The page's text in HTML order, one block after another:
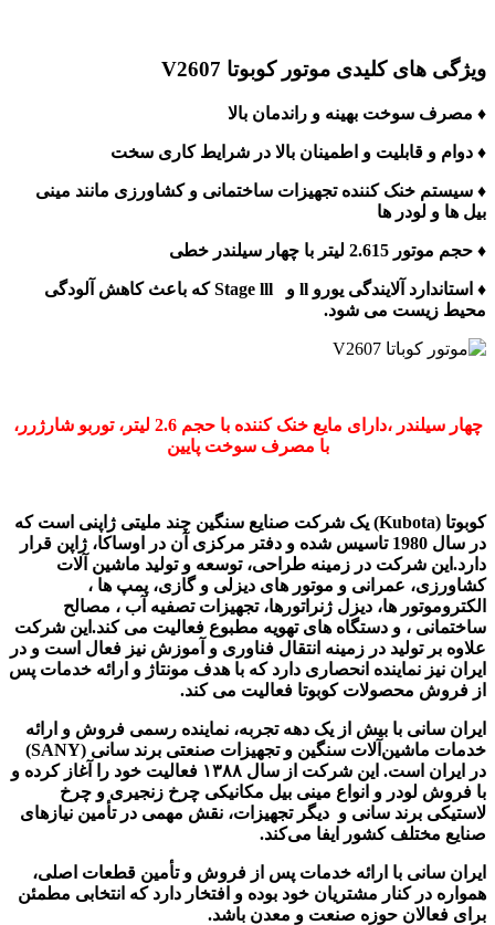
ویژگی های کلیدی موتور کوبوتا V2607
♦ مصرف سوخت بهینه و راندمان بالا
♦ دوام و قابلیت و اطمینان بالا در شرایط کاری سخت
♦ سیستم خنک کننده تجهیزات ساختمانی و کشاورزی مانند مینی
بیل ها و لودر ها
♦ حجم موتور 2.615 لیتر با چهار سیلندر خطی
♦ استاندارد آلایندگی یورو ll و Stage lll که باعث کاهش آلودگی
محیط زیست می شود.
چهار سیلندر ،دارای مایع خنک کننده با حجم 2.6 لیتر، توربو شارژرر،
با مصرف سوخت پایین
کوبوتا (Kubota) یک شرکت صنایع سنگین چند ملیتی ژاپنی است که
در سال 1980 تاسیس شده و دفتر مرکزی آن در اوساکا، ژاپن قرار
دارد.این شرکت در زمینه طراحی، توسعه و تولید ماشین آلات
کشاورزی، عمرانی و موتور های دیزلی و گازی، پمپ ها ،
الکتروموتور ها، دیزل ژنراتورها، تجهیزات تصفیه آب ، مصالح
ساختمانی ، و دستگاه های تهویه مطبوع فعالیت می کند.این شرکت
علاوه بر تولید در زمینه انتقال فناوری و آموزش نیز فعال است و در
ایران نیز نماینده انحصاری دارد که با هدف مونتاژ و ارائه خدمات پس
از فروش محصولات کوبوتا فعالیت می کند.
ایران سانی با بیش از یک دهه تجربه، نماینده رسمی فروش و ارائه
خدمات ماشین‌آلات سنگین و تجهیزات صنعتی برند سانی (SANY)
در ایران است. این شرکت از سال ۱۳۸۸ فعالیت خود را آغاز کرده و
با فروش لودر و انواع مینی بیل مکانیکی چرخ زنجیری و چرخ
لاستیکی برند سانی و دیگر تجهیزات، نقش مهمی در تأمین نیازهای
صنایع مختلف کشور ایفا می‌کند.
ایران سانی با ارائه خدمات پس از فروش و تأمین قطعات اصلی،
همواره در کنار مشتریان خود بوده و افتخار دارد که انتخابی مطمئن
برای فعالان حوزه صنعت و معدن باشد.